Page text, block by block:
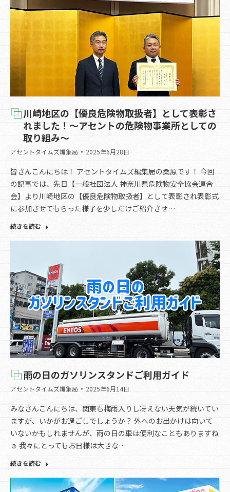
川崎地区の【優良危険物取扱者】として表彰さ
れました！～アセントの危険物事業所としての
取り組み～
アセントタイムズ編集局 2025年6月28日
皆さんこんにちは！ アセントタイムズ編集局の桑原です！ 今回
の記事では、先日【一般社団法人 神奈川県危険物安全協会連合
会】より川崎地区の【優良危険物取扱者】として表彰され表彰式
に参加させてもらった様子を少しだけご紹介させ…
続きを読む
雨の日のガソリンスタンドご利用ガイド
アセントタイムズ編集局 2025年6月14日
みなさんこんにちは、関東も梅雨入りし冴えない天気が続いてい
ますが、いかがお過ごしでしょうか？ 外へのお出かけは向いて
いないかもしれませんが、雨の日の車は便利なこともありますね
☺ 我々にとってもお日様は大きな…
続きを読む